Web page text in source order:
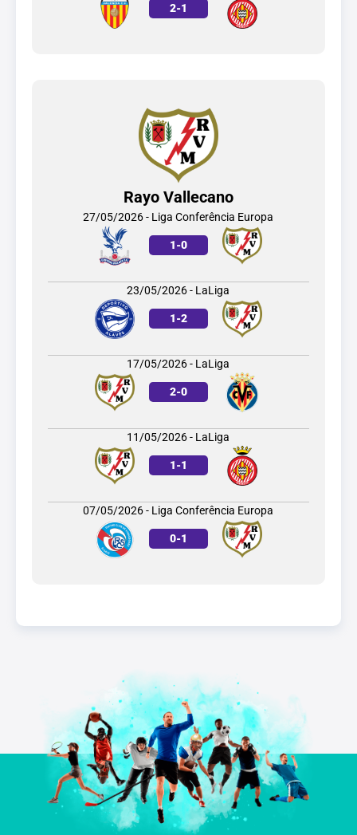
2-1
Rayo Vallecano
27/05/2026 - Liga Conferência Europa
1-0
23/05/2026 - LaLiga
1-2
17/05/2026 - LaLiga
2-0
11/05/2026 - LaLiga
1-1
07/05/2026 - Liga Conferência Europa
0-1